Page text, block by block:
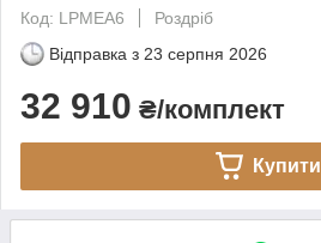
Код: LPMEA6
Роздріб
Відправка з 23 серпня 2026
32 910 ₴/комплект
Купити